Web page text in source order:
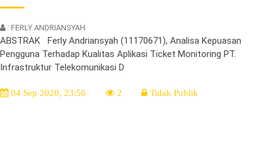
: FERLY ANDRIANSYAH
ABSTRAK Ferly Andriansyah (11170671), Analisa Kepuasan
Pengguna Terhadap Kualitas Aplikasi Ticket Monitoring PT.
Infrastruktur Telekomunikasi D
04 Sep 2020, 23:56 2 Tidak Publik